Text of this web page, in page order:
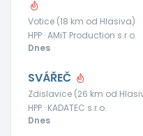
Votice (18 km od Hlasiva)
HPP · AMiT Production s.r.o.
Dnes
SVÁŘEČ
Zdislavice (26 km od
HPP · KADATEC s.r.o.
Dnes